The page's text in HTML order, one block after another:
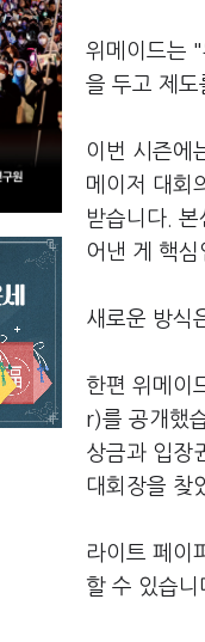
위메이드는
을 두고 제도
이번 시즌에
메이저 대회
받습니다.
어낸 게 핵심
새로운 방식
한편 위메이
r)를 공개했
상금과 입장
대회장을 찾
라이트 페이
할 수 있습니